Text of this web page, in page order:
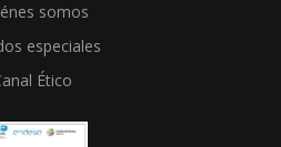
somos
especiales
Ético